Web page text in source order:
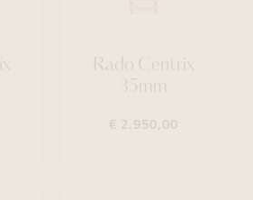
Rado Centrix
35mm
€ 2.950,00